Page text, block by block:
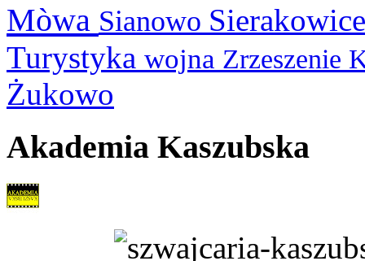
Mòwa Sianowo
Turystyka wojna Zrzeszenie
Żukowo
Akademia Kaszubska